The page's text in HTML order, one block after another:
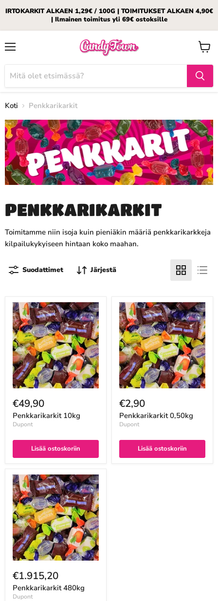
IRTOKARKIT ALKAEN 1,29€ / 100G | TOIMITUKSET ALKAEN 4,90€
| Ilmainen toimitus yli 69€ ostoksille
Katso
Koti Penkkarikarkit
PENKKARIKARKIT
Toimitamme niin isoja kuin pieniäkin määriä penkkarikarkkeja
kilpailukykyiseen hintaan koko maahan.
Suodattimet Järjestä
€49,90
Penkkarikarkit 10kg
Dupont
Lisää ostoskoriin
€2,90
Penkkarikarkit 0,50kg
Dupont
Lisää ostoskoriin
€1.915,20
Penkkarikarkit 480kg
Dupont